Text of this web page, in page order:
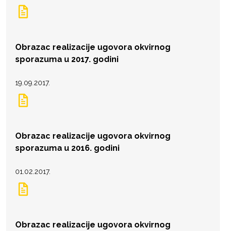
Obrazac realizacije ugovora okvirnog
sporazuma u 2017. godini
19.09.2017.
Obrazac realizacije ugovora okvirnog
sporazuma u 2016. godini
01.02.2017.
Obrazac realizacije ugovora okvirnog